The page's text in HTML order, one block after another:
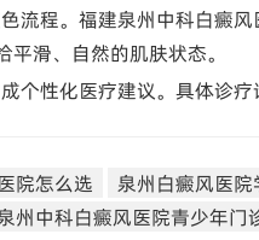
流程。福建泉州中科白癜
滑、自然的肌肤状态。
个性化医疗建议。具体诊疗
院怎么选 泉州白癜风医
州中科白癜风医院青少年门